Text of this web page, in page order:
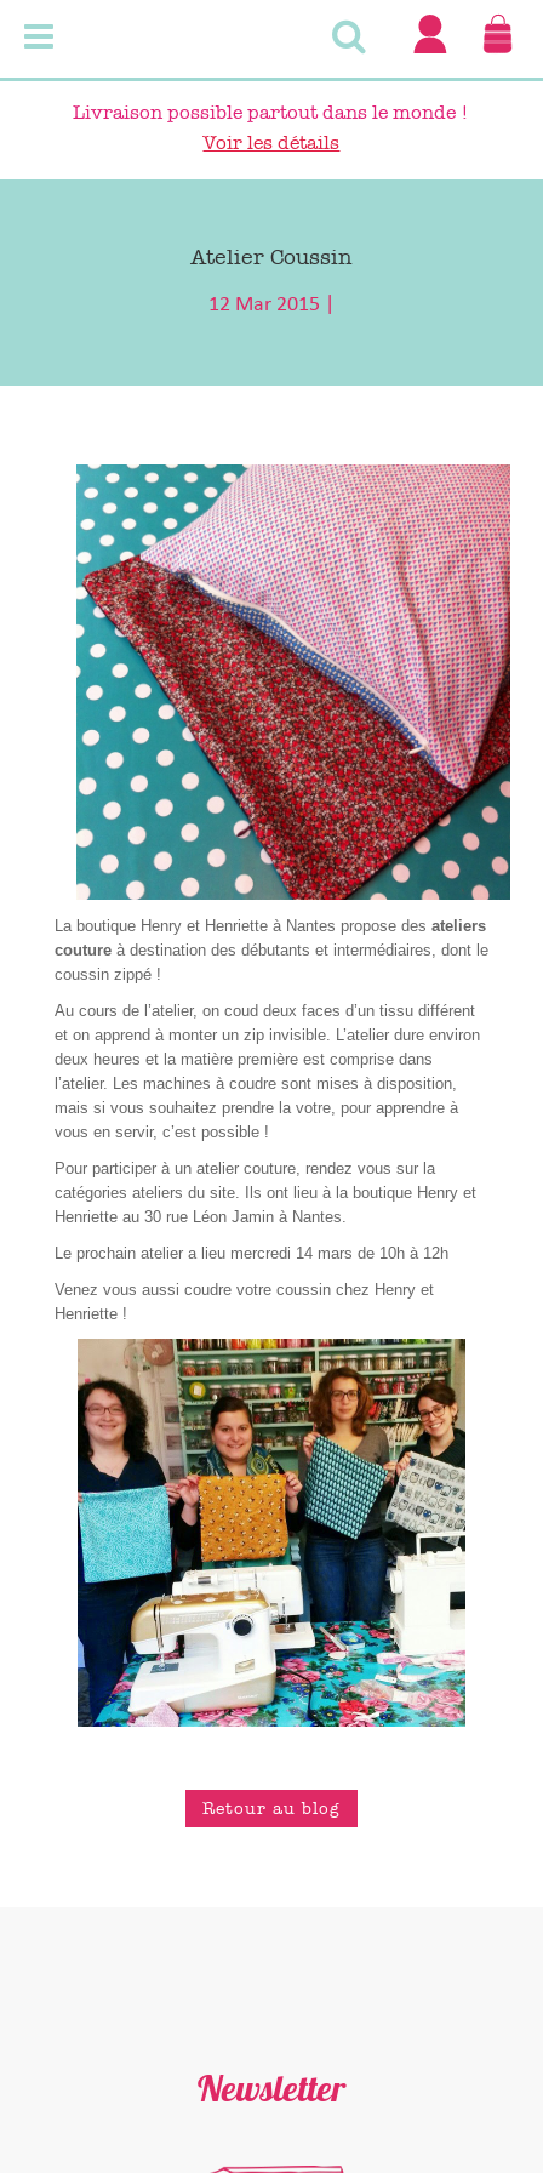
Livraison possible partout dans le monde !
Voir les détails
Atelier Coussin
12 Mar 2015
La boutique Henry et Henriette à Nantes propose des ateliers
coutureà destination des débutants et intermédiaires, dont le
coussin zippé!
Au cours de l’atelier, on coud deux faces d’un tissu différent
et on apprend à monter un zip invisible. L’atelier dure environ
deux heures et la matière première est comprise dans
l’atelier. Les machines à coudre sont mises à disposition,
mais si vous souhaitez prendre la votre, pour apprendre à
vous en servir, c’est possible !
Pour participer à un atelier couture, rendez vous sur la
catégories ateliers du site. Ils ont lieu à la boutique Henry et
Henriette au 30 rue Léon Jamin à Nantes.
Le prochain atelier a lieu mercredi 14 mars de 10h à 12h
Venez vous aussi coudre votre coussin chez Henry et
Henriette !
Retour au blog
Newsletter
Détails
du
compte